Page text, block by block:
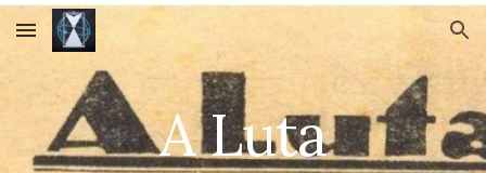
Skip to main content Skip to navigation
A Luta